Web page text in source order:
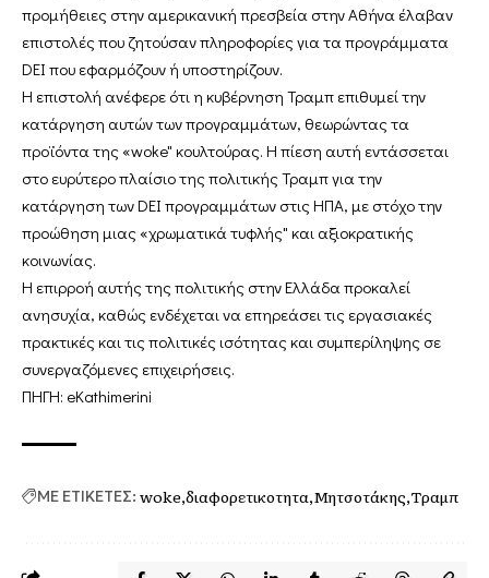
προμήθειες στην αμερικανική πρεσβεία στην Αθήνα έλαβαν
επιστολές που ζητούσαν πληροφορίες για τα προγράμματα
DEI που εφαρμόζουν ή υποστηρίζουν.
Η επιστολή ανέφερε ότι η κυβέρνηση Τραμπ επιθυμεί την
κατάργηση αυτών των προγραμμάτων, θεωρώντας τα
προϊόντα της «woke" κουλτούρας. Η πίεση αυτή εντάσσεται
στο ευρύτερο πλαίσιο της πολιτικής Τραμπ για την
κατάργηση των DEI προγραμμάτων στις ΗΠΑ, με στόχο την
προώθηση μιας «χρωματικά τυφλής" και αξιοκρατικής
κοινωνίας.​
Η επιρροή αυτής της πολιτικής στην Ελλάδα προκαλεί
ανησυχία, καθώς ενδέχεται να επηρεάσει τις εργασιακές
πρακτικές και τις πολιτικές ισότητας και συμπερίληψης σε
συνεργαζόμενες επιχειρήσεις.
ΠΗΓΗ: eKathimerini
ΜΕ ΕΤΙΚΕΤΕΣ: woke διαφορετικοτητα Μητσοτάκης Τραμπ